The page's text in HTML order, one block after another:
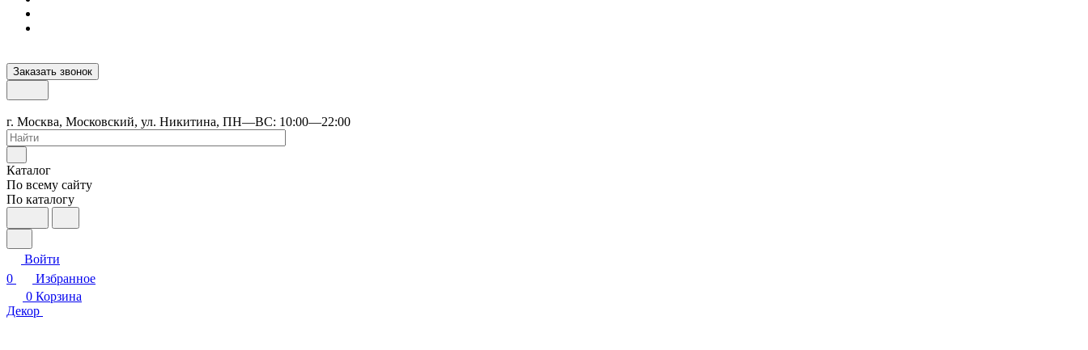
Заказать звонок
г. Москва, Московский, ул. Никитина, ПН—ВС: 10:00—22:00
Каталог
По всему сайту
По каталогу
Войти
0
Избранное
0 Корзина
Декор